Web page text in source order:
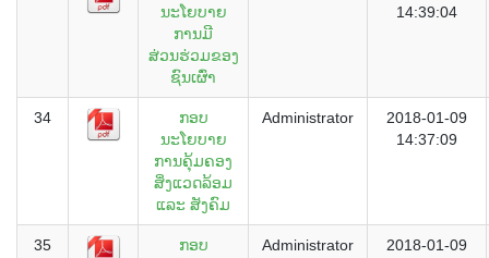
ນະໂຍບາຍ
ການມີ
ສ່ວນຮ່ວມຂອງ
ຊົນເຜົ່່າ
14:39:04
34
ກອບ
ນະໂຍບາຍ
ການຄຸ້ມຄອງ
ສິ່ງແວດລ້ອມ
ແລະ ສັງຄົມ
Administrator
2018-01-09
14:37:09
35
ກອບ
Administrator
2018-01-09